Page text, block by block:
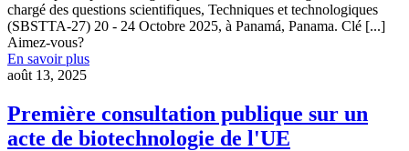
chargé des questions scientifiques, Techniques et technologiques
(SBSTTA-27) 20 - 24 Octobre 2025, à Panamá, Panama. Clé [...]
Aimez-vous?
En savoir plus
août 13, 2025
Première consultation publique sur un
acte de biotechnologie de l'UE